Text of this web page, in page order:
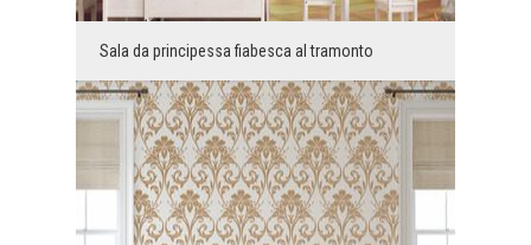
Sala da principessa fiabesca al tramonto